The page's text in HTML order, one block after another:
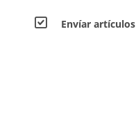
Envíar artículos